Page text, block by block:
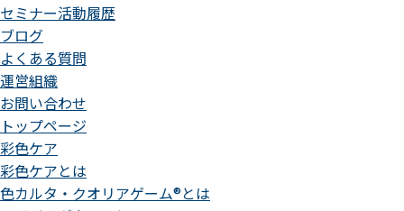
セミナー活動履歴
ブログ
よくある質問
運営組織
お問い合わせ
トップページ
彩色ケア
彩色ケアとは
色カルタ・クオリアゲーム®とは